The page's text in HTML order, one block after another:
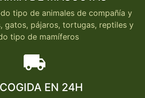
tipo de animales de compañía y
gatos, pájaros, tortugas, reptiles y
tipo de mamíferos
local_shipping
EN 24H